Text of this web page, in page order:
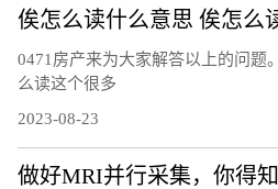
俟怎么读什么意思 俟怎么
0471房产来为大家解答以上的问题
么读这个很多
2023-08-23